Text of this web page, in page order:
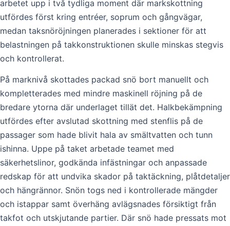
arbetet upp i två tydliga moment där markskottning
utfördes först kring entréer, soprum och gångvägar,
medan taksnöröjningen planerades i sektioner för att
belastningen på takkonstruktionen skulle minskas stegvis
och kontrollerat.
På marknivå skottades packad snö bort manuellt och
kompletterades med mindre maskinell röjning på de
bredare ytorna där underlaget tillät det. Halkbekämpning
utfördes efter avslutad skottning med stenflis på de
passager som hade blivit hala av smältvatten och tunn
ishinna. Uppe på taket arbetade teamet med
säkerhetslinor, godkända infästningar och anpassade
redskap för att undvika skador på taktäckning, plåtdetaljer
och hängrännor. Snön togs ned i kontrollerade mängder
och istappar samt överhäng avlägsnades försiktigt från
takfot och utskjutande partier. Där snö hade pressats mot